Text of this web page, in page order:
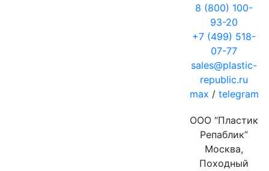
8 (800) 100-
93-20
+7 (499) 518-
07-77
sales@plastic-
republic.ru
max / telegram
ООО “Пластик
Репаблик”
Москва,
Походный